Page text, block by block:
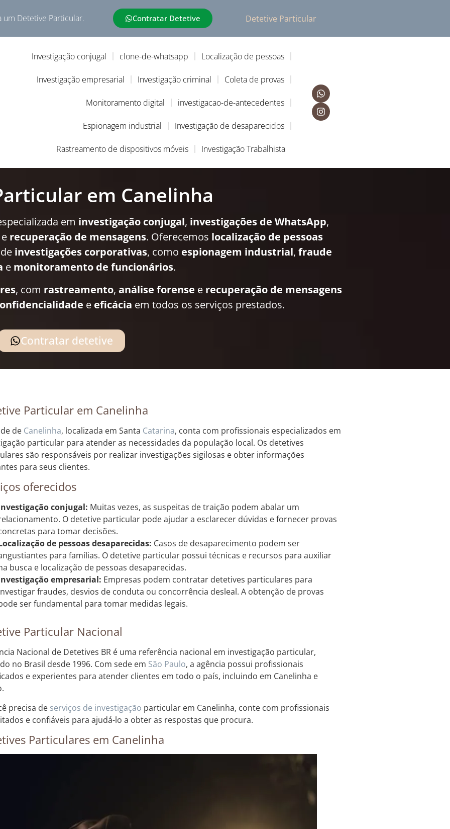
um Detetive Particular. Contratar Detetive Detetive Particular
Investigação conjugal clone-de-whatsapp Localização de pessoas
Investigação empresarial Investigação criminal Coleta de provas
Monitoramento digital investigacao-de-antecedentes
Espionagem industrial Investigação de desaparecidos
Rastreamento de dispositivos móveis Investigação Trabalhista
em Canelinha
em investigação conjugal, investigações de WhatsApp,
recuperação de mensagens. Oferecemos localização de pessoas
investigações corporativas, como espionagem industrial, fraude
e monitoramento de funcionários.
, com rastreamento, análise forense e recuperação de mensagens
e eficácia em todos os serviços prestados.
Contratar detetive
Particular em Canelinha
de Canelinha, localizada em Santa Catarina, conta com profissionais especializados em
particular para atender as necessidades da população local. Os detetives
são responsáveis por realizar investigações sigilosas e obter informações
para seus clientes.
oferecidos
conjugal: Muitas vezes, as suspeitas de traição podem abalar um
O detetive particular pode ajudar a esclarecer dúvidas e fornecer provas
para tomar decisões.
de pessoas desaparecidas: Casos de desaparecimento podem ser
para famílias. O detetive particular possui técnicas e recursos para auxiliar
busca e localização de pessoas desaparecidas.
empresarial: Empresas podem contratar detetives particulares para
fraudes, desvios de conduta ou concorrência desleal. A obtenção de provas
ser fundamental para tomar medidas legais.
Particular Nacional
Nacional de Detetives BR é uma referência nacional em investigação particular,
no Brasil desde 1996. Com sede em São Paulo, a agência possui profissionais
e experientes para atender clientes em todo o país, incluindo em Canelinha e
precisa de serviços de investigação particular em Canelinha, conte com profissionais
e confiáveis para ajudá-lo a obter as respostas que procura.
Particulares em Canelinha